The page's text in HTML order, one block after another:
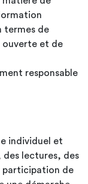
termes de
ouverte et de
responsable
individuel et
des lectures, des
participation de